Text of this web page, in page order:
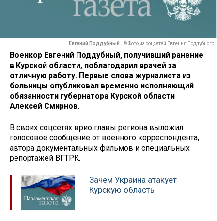
Евгений Поддубный. © Фото из соцсетей Евгения Поддубного
Военкор Евгений Поддубный, получивший ранение
в Курской области, поблагодарил врачей за
отличную работу. Первые слова журналиста из
больницы опубликовал временно исполняющий
обязанности губернатора Курской области
Алексей Смирнов.
В своих соцсетях врио главы региона выложил
голосовое сообщение от военного корреспондента,
автора документальных фильмов и специальных
репортажей ВГТРК.
Зачем Украина атакует
Курскую область